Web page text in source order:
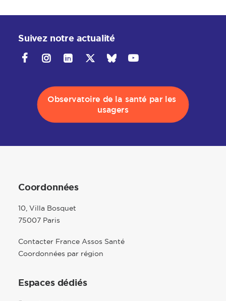
Suivez notre actualité
Observatoire de la santé par les
usagers
Coordonnées
10, Villa Bosquet
75007 Paris
Contacter France Assos Santé
Coordonnées par région
Espaces dédiés